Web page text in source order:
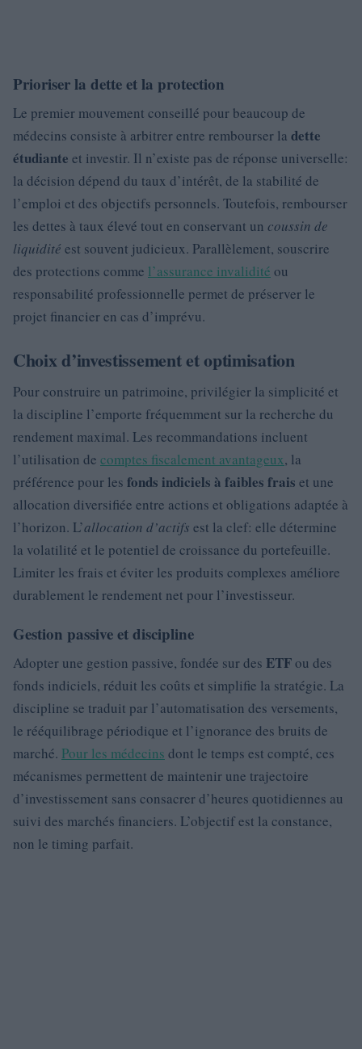
Prioriser la dette et la protection
Le premier mouvement conseillé pour beaucoup de
médecins consiste à arbitrer entre rembourser la dette
étudiante et investir. Il n’existe pas de réponse universelle:
la décision dépend du taux d’intérêt, de la stabilité de
l’emploi et des objectifs personnels. Toutefois, rembourser
les dettes à taux élevé tout en conservant un coussin de
liquidité est souvent judicieux. Parallèlement, souscrire
des protections comme l’assurance invalidité ou
responsabilité professionnelle permet de préserver le
projet financier en cas d’imprévu.
Choix d’investissement et optimisation
Pour construire un patrimoine, privilégier la simplicité et
la discipline l’emporte fréquemment sur la recherche du
rendement maximal. Les recommandations incluent
l’utilisation de comptes fiscalement avantageux, la
préférence pour les fonds indiciels à faibles frais et une
allocation diversifiée entre actions et obligations adaptée à
l’horizon. L’allocation d’actifs est la clef: elle détermine
la volatilité et le potentiel de croissance du portefeuille.
Limiter les frais et éviter les produits complexes améliore
durablement le rendement net pour l’investisseur.
Gestion passive et discipline
Adopter une gestion passive, fondée sur des ETFou des
fonds indiciels, réduit les coûts et simplifie la stratégie. La
discipline se traduit par l’automatisation des versements,
le rééquilibrage périodique et l’ignorance des bruits de
marché. Pour les médecins dont le temps est compté, ces
mécanismes permettent de maintenir une trajectoire
d’investissement sans consacrer d’heures quotidiennes au
suivi des marchés financiers. L’objectif est la constance,
non le timing parfait.